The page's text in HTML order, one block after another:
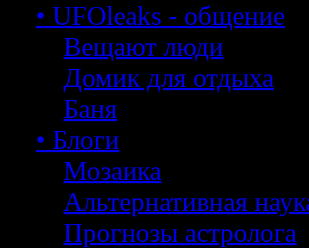
• UFOleaks - общение
Вещают люди
Домик для отдыха
Баня
• Блоги
Мозаика
Альтернативная
Прогнозы астролога